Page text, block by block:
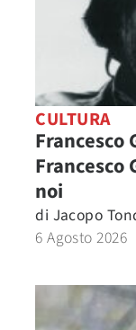
CULTURA
Francesco
Francesco
noi
di Jacopo
6 Agosto 2026